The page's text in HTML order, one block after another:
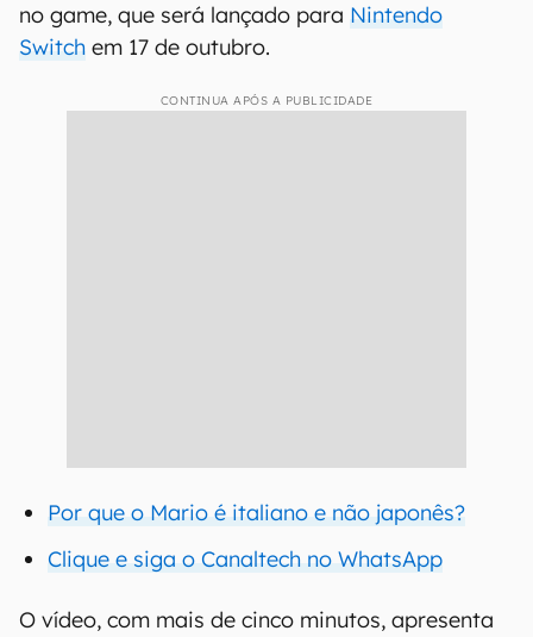
no game, que será lançado para Nintendo
Switch em 17 de outubro.
CONTINUA APÓS A PUBLICIDADE
Por que o Mario é italiano e não japonês?
Clique e siga o Canaltech no WhatsApp
O vídeo, com mais de cinco minutos, apresenta